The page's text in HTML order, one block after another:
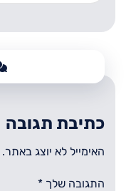
כתיבת תגובה
האימייל לא יוצג באתר.
התגובה שלך*